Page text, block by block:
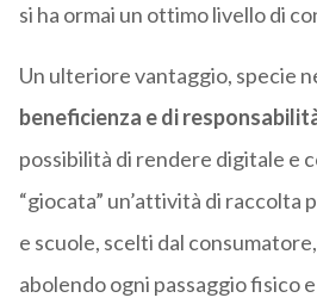
si ha ormai un ottimo livello di
Un ulteriore vantaggio, specie
beneficienza e di
possibilità di rendere digitale e
“giocata” un’attività di
e scuole, scelti dal
abolendo ogni passaggio fisico